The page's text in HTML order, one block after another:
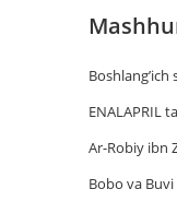
ENALAPRIL
Ar-Robiy ibn
Bobo va